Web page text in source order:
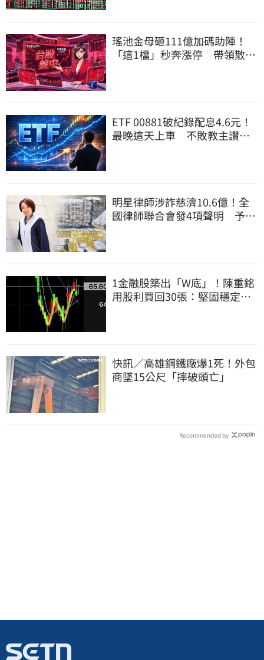
瑤池金母砸111億加碼助陣！
「這1檔」秒奔漲停 帶領散熱
ETF 00881破紀錄配息4.6元！
最晚這天上車 不敗教主讚：
明星律師涉詐慈濟10.6億！全
國律師聯合會發4項聲明 予以
1金融股築出「W底」！陳重銘
用股利買回30張：堅固穩定的
快訊／高雄鋼鐵廠爆1死！外包
商墜15公尺「摔破頭亡」
Recommended by